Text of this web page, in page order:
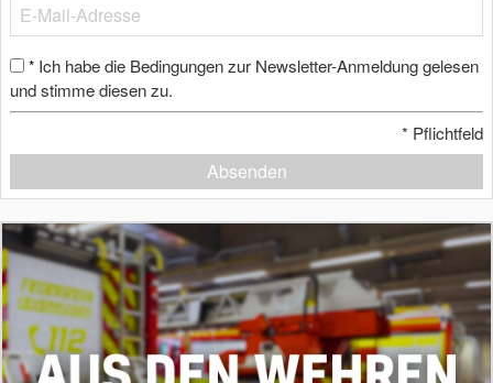
* Ich habe die Bedingungen zur Newsletter-Anmeldung gelesen
und stimme diesen zu.
* Pflichtfeld
Absenden